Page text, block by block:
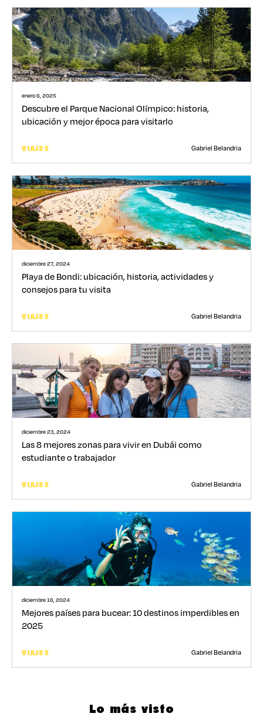
enero 6, 2025
Descubre el Parque Nacional Olímpico: historia,
ubicación y mejor época para visitarlo
VIAJES Gabriel Belandria
diciembre 27, 2024
Playa de Bondi: ubicación, historia, actividades y
consejos para tu visita
VIAJES Gabriel Belandria
diciembre 23, 2024
Las 8 mejores zonas para vivir en Dubái como
estudiante o trabajador
VIAJES Gabriel Belandria
diciembre 16, 2024
Mejores países para bucear: 10 destinos imperdibles en
2025
VIAJES Gabriel Belandria
Lo más visto